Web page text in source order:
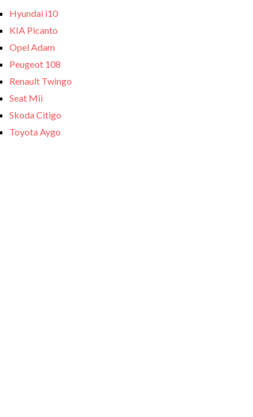
Hyundai i10
KIA Picanto
Opel Adam
Peugeot 108
Renault Twingo
Seat Mii
Skoda Citigo
Toyota Aygo